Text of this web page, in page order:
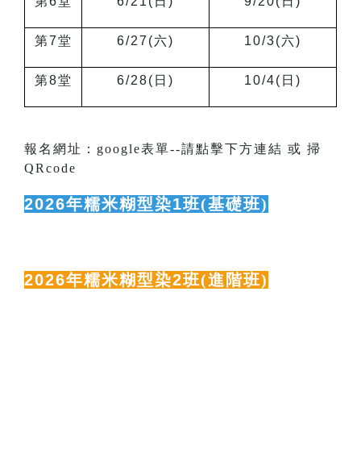
第7堂 6/27(六) 10/3(六)
第8堂 6/28( 日) 10/4( 日)
報名網址：google表單--請點擊下方連結 或 掃
QRcode
2026年糯米糊型染1班(基礎班)
2026年糯米糊型染2班(進階班)